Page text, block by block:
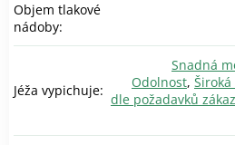
Objem tlakové
nádoby:
Jéža vypichuje:
Snadná
Odolnost,
dle požadavků